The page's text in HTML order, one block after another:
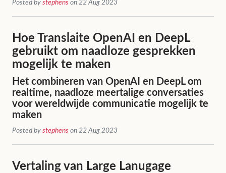
Posted by stephens on 22 Aug 2023
Hoe Translaite OpenAI en DeepL
gebruikt om naadloze gesprekken
mogelijk te maken
Het combineren van OpenAI en DeepL om
realtime, naadloze meertalige conversaties
voor wereldwijde communicatie mogelijk te
maken
Posted by stephens on 22 Aug 2023
Vertaling van Large Lanugage